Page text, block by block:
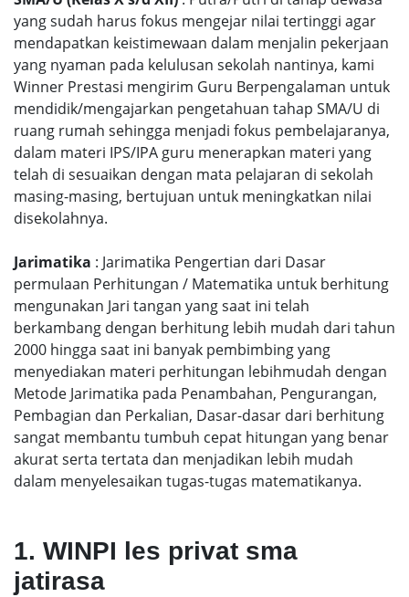
yang sudah harus fokus mengejar nilai tertinggi agar
mendapatkan keistimewaan dalam menjalin pekerjaan
yang nyaman pada kelulusan sekolah nantinya, kami
Winner Prestasi mengirim Guru Berpengalaman untuk
mendidik/mengajarkan pengetahuan tahap SMA/U di
ruang rumah sehingga menjadi fokus pembelajaranya,
dalam materi IPS/IPA guru menerapkan materi yang
telah di sesuaikan dengan mata pelajaran di sekolah
masing-masing, bertujuan untuk meningkatkan nilai
disekolahnya.
Jarimatika : Jarimatika Pengertian dari Dasar
permulaan Perhitungan / Matematika untuk berhitung
mengunakan Jari tangan yang saat ini telah
berkambang dengan berhitung lebih mudah dari tahun
2000 hingga saat ini banyak pembimbing yang
menyediakan materi perhitungan lebihmudah dengan
Metode Jarimatika pada Penambahan, Pengurangan,
Pembagian dan Perkalian, Dasar-dasar dari berhitung
sangat membantu tumbuh cepat hitungan yang benar
akurat serta tertata dan menjadikan lebih mudah
dalam menyelesaikan tugas-tugas matematikanya.
1. WINPI les privat sma
jatirasa